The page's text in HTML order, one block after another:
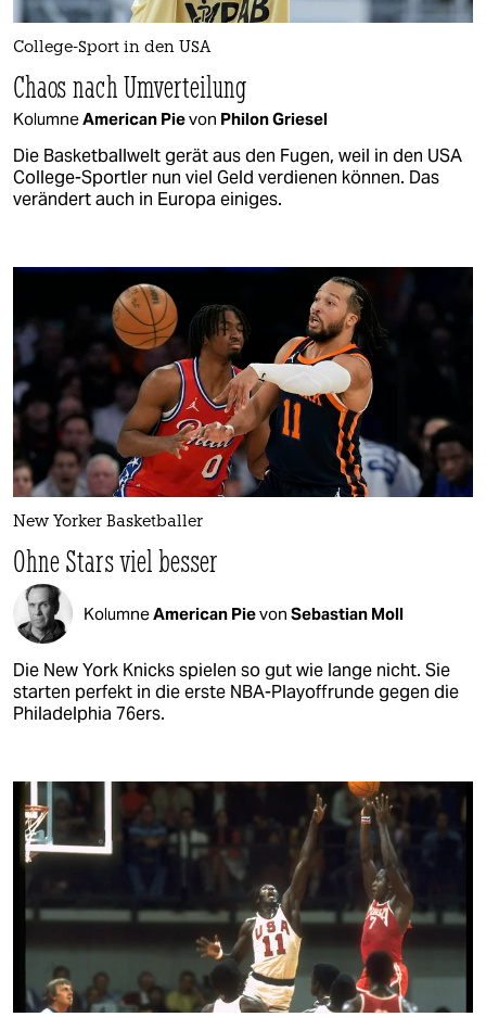
College-Sport in den USA
Chaos nach Umverteilung
KolumneAmerican Pievon Philon Griesel
Die Basketballwelt gerät aus den Fugen, weil in den USA
College-Sportler nun viel Geld verdienen können. Das
verändert auch in Europa einiges.
New Yorker Basketballer
Ohne Stars viel besser
KolumneAmerican Pievon Sebastian Moll
Die New York Knicks spielen so gut wie lange nicht. Sie
starten perfekt in die erste NBA-Playoffrunde gegen die
Philadelphia 76ers.